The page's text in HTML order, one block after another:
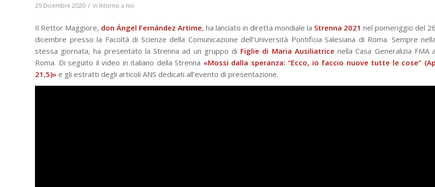
29 Dicembre 2020 / in Intorno a noi
Il Rettor Maggiore, don Ángel Fernández Artime, ha lanciato in diretta mondiale la Strenna 2021 nel pomeriggio del 26
dicembre presso la Facoltà di Scienze della Comunicazione dell’Università Pontificia Salesiana di Roma. Sempre nella
stessa giornata, ha presentato la Strenna ad un gruppo di Figlie di Maria Ausiliatrice nella Casa Generalizia FMA a
Roma. Di seguito il video in italiano della Strenna «Mossi dalla speranza: “Ecco, io faccio nuove tutte le cose” (Ap
21,5)» e gli estratti degli articoli ANS dedicati all’evento di presentazione.